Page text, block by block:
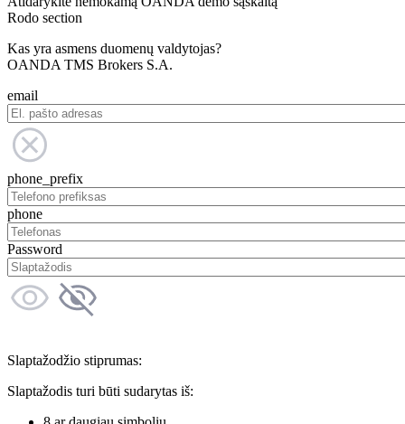
Rodo section
Kas yra asmens duomenų valdytojas?
OANDA TMS Brokers S.A.
email
phone_prefix
phone
Password
Slaptažodžio stiprumas:
Slaptažodis turi būti sudarytas iš: